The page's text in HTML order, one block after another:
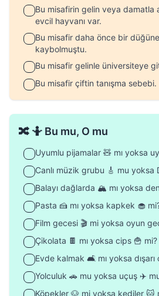
Bu misafirin gelin veya damatla
evcil hayvanı var.
Bu misafir daha önce bir
kaybolmuştu.
Bu misafir gelinle üniversiteye
Bu misafir çiftin tanışma sebebi.
🔀 🤷 Bu mu, O mu
Uyumlu pijamalar 🧸 mı yoksa
Canlı müzik grubu 🎸 mu yoksa
Balayı dağlarda 🏔️ mı yoksa
Pasta 🍰 mı yoksa kapkek 🧁
Film gecesi 🎬 mi yoksa oyun
Çikolata 🍫 mı yoksa cips 🍟 mi?
Evde kalmak 🛋️ mı yoksa dışarı
Yolculuk 🚗 mu yoksa uçuş ✈️
Köpekler 🐶 mi yoksa kediler 🐱